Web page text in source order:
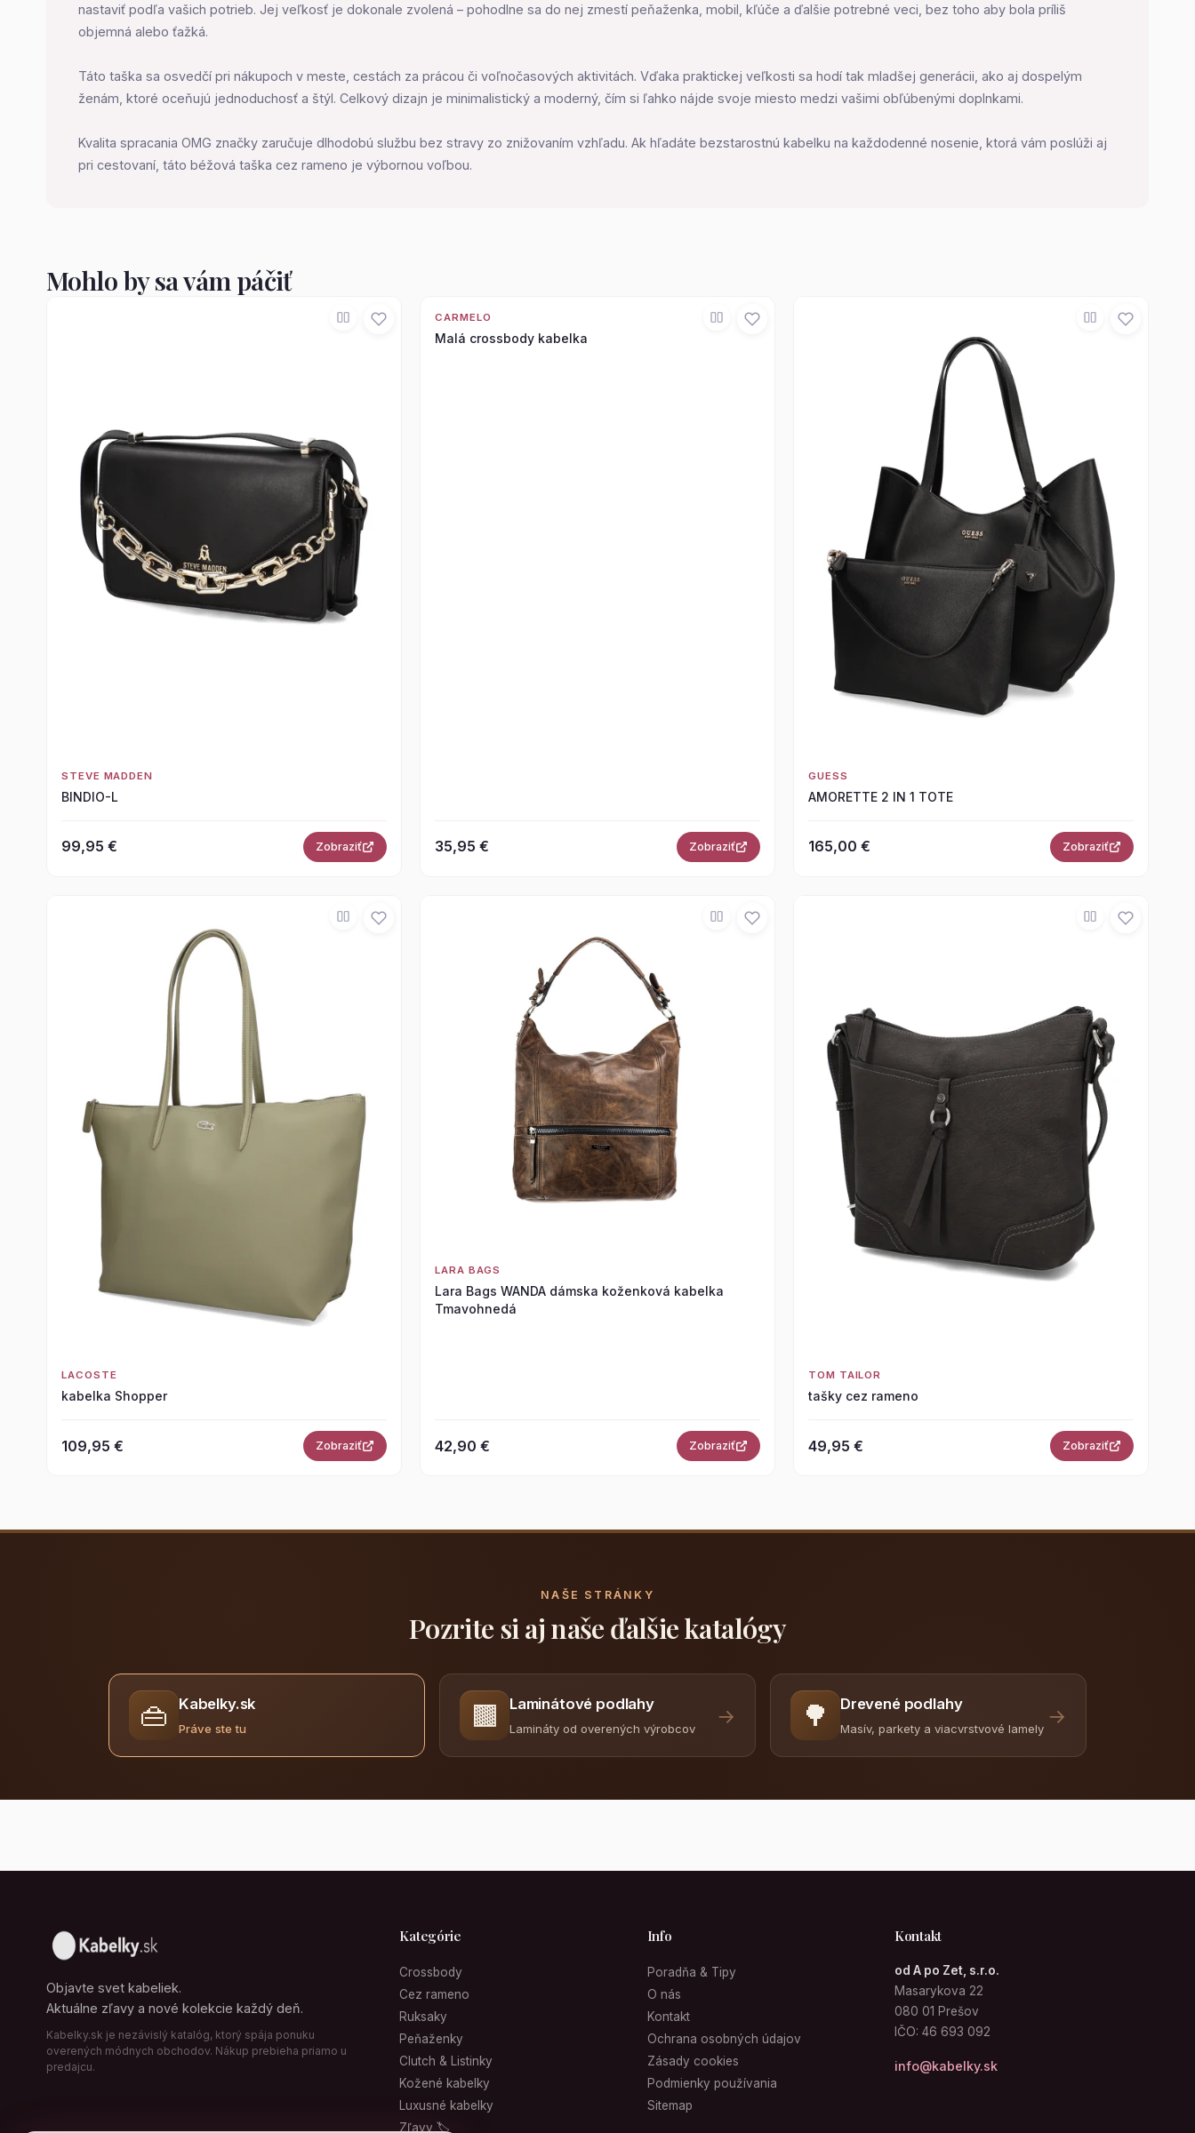
nastaviť podľa vašich potrieb. Jej veľkosť je dokonale zvolená – pohodlne sa do nej zmestí peňaženka, mobil, kľúče a ďalšie potrebné veci, bez toho aby bola príliš
objemná alebo ťažká.
Táto taška sa osvedčí pri nákupoch v meste, cestách za prácou či voľnočasových aktivitách. Vďaka praktickej veľkosti sa hodí tak mladšej generácii, ako aj dospelým
ženám, ktoré oceňujú jednoduchosť a štýl. Celkový dizajn je minimalistický a moderný, čím si ľahko nájde svoje miesto medzi vašimi obľúbenými doplnkami.
Kvalita spracania OMG značky zaručuje dlhodobú službu bez stravy zo znižovaním vzhľadu. Ak hľadáte bezstarostnú kabelku na každodenné nosenie, ktorá vám poslúži aj
pri cestovaní, táto béžová taška cez rameno je výbornou voľbou.
Mohlo by sa vám páčiť
STEVE MADDEN
BINDIO-L
99,95 € Zobraziť
CARMELO
Malá crossbody kabelka
35,95 € Zobraziť
GUESS
AMORETTE 2 IN 1 TOTE
165,00 € Zobraziť
LACOSTE
kabelka Shopper
109,95 € Zobraziť
LARA BAGS
Lara Bags WANDA dámska koženková kabelka
Tmavohnedá
42,90 € Zobraziť
TOM TAILOR
tašky cez rameno
49,95 € Zobraziť
NAŠE STRÁNKY
Pozrite si aj naše ďalšie katalógy
👜 Kabelky.sk
Práve ste tu 🟫 Laminátové podlahy
Lamináty od overených výrobcov
→ 🌳 Drevené podlahy
Masív, parkety a viacvrstvové lamely
→
Objavte svet kabeliek.
Aktuálne zľavy a nové kolekcie každý deň.
Kabelky.sk je nezávislý katalóg, ktorý spája ponuku
overených módnych obchodov. Nákup prebieha priamo u
predajcu.
Kategórie
Crossbody
Cez rameno
Ruksaky
Peňaženky
Clutch & Listinky
Kožené kabelky
Luxusné kabelky
Zľavy 🏷
Info
Poradňa & Tipy
O nás
Kontakt
Ochrana osobných údajov
Zásady cookies
Podmienky používania
Sitemap
Kontakt
od A po Zet, s.r.o.
Masarykova 22
080 01 Prešov
IČO: 46 693 092
info@kabelky.sk